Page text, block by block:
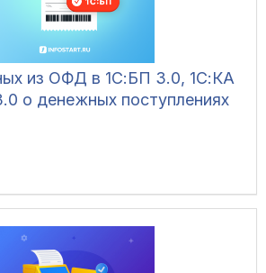
из ОФД в 1С:БП 3.0, 1С:КА
о денежных поступлениях